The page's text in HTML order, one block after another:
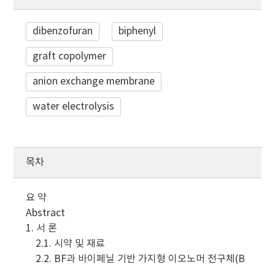
dibenzofuran biphenyl
graft copolymer
anion exchange membrane
water electrolysis
목차
요 약
Abstract
1. 서 론
2.1. 시약 및 재료
2.2. BF과 바이페닐 기반 가지형 이오노머 전구체(B